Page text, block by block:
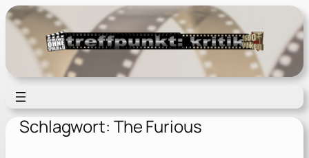
Zum
Inhalt
springen
Schlagwort: The Furious